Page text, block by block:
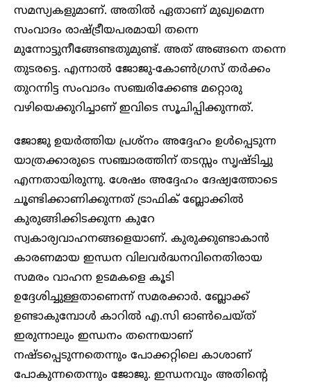
സമസ്യകളുമാണ്. അതിൽ ഏതാണ് മുഖ്യമെന്ന
സംവാദം രാഷ്ട്രീയപരമായി തന്നെ
മുന്നോട്ടുനീങ്ങേണ്ടതുമുണ്ട്. അത് അങ്ങനെ തന്നെ
തുടരട്ടെ. എന്നാൽ ജോജു-കോൺ​ഗ്രസ് തർക്കം
തുറന്നിട്ട സംവാദം സഞ്ചരിക്കേണ്ട മറ്റൊരു
വഴിയെക്കുറിച്ചാണ് ഇവിടെ സൂചിപ്പിക്കുന്നത്.
ജോജു ഉയർത്തിയ പ്രശ്നം അദ്ദേഹം ഉൾപ്പെടുന്ന
യാത്രക്കാരുടെ സഞ്ചാരത്തിന് തടസ്സം സൃഷ്ടിച്ചു
എന്നതായിരുന്നു. ശേഷം അദ്ദേഹം ദേഷ്യത്തോടെ
ചൂണ്ടിക്കാണിക്കുന്നത് ട്രാഫിക് ബ്ലോക്കിൽ
കുരുങ്ങിക്കിടക്കുന്ന കുറേ
സ്വകാര്യവാഹനങ്ങളെയാണ്. കുരുക്കുണ്ടാകാൻ
കാരണമായ ഇന്ധന വിലവർദ്ധനവിനെതിരായ
സമരം വാഹന ഉടമകളെ കൂടി
ഉദ്ദേശിച്ചുള്ളതാണെന്ന് സമരക്കാർ. ബ്ലോക്ക്
ഉണ്ടാകുമ്പോൾ കാറിൽ എ.സി ഓൺചെയ്ത്
ഇരുന്നാലും ഇന്ധനം തന്നെയാണ്
നഷ്ടപ്പെടുന്നതെന്നും പോക്കറ്റിലെ കാശാണ്
പോകുന്നതെന്നും ജോജു. ഇന്ധനവും അതിന്റെ